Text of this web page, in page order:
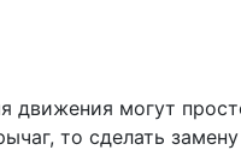
могут
то сделать